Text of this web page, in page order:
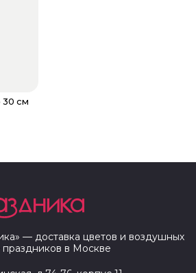
30 см
» — доставка цветов и воздушных
в Москве